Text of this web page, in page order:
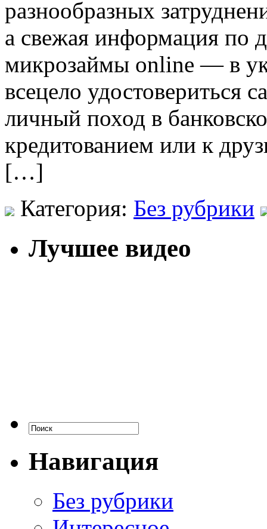
разнообразных
а свежая информация по
микрозаймы online — в
всецело удостовериться
личный поход в
кредитованием или к
[…]
Категория: Без рубрики
Лучшее видео
Навигация
Без рубрики